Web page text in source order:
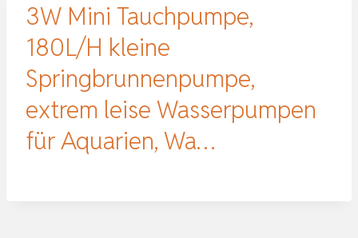
3W Mini Tauchpumpe,
180L/H kleine
Springbrunnenpumpe,
extrem leise Wasserpumpen
für Aquarien, Wa…